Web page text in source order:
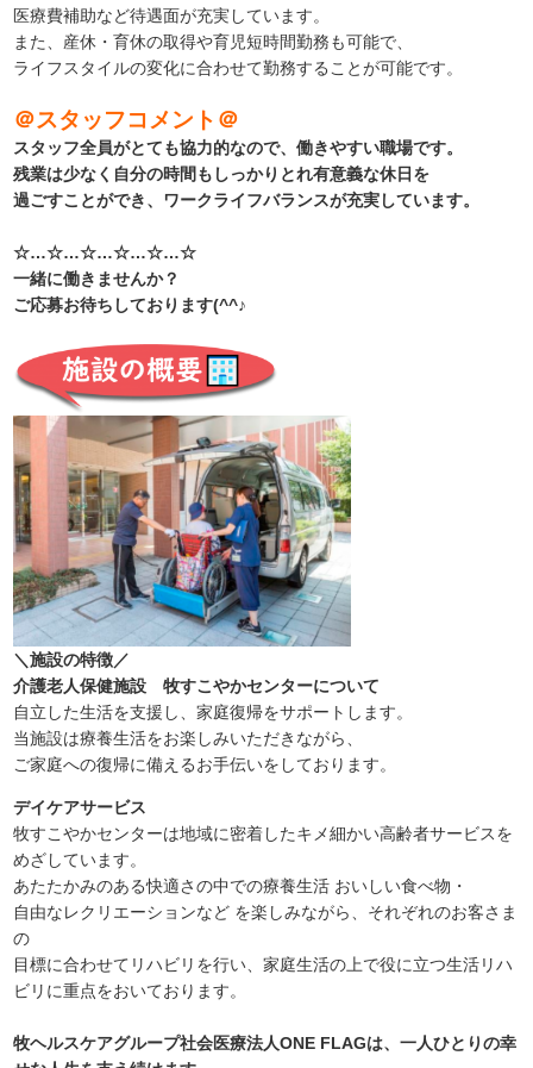
医療費補助など待遇面が充実しています。
また、産休・育休の取得や育児短時間勤務も可能で、
ライフスタイルの変化に合わせて勤務することが可能です。
＠スタッフコメント＠
スタッフ全員がとても協力的なので、働きやすい職場です。
残業は少なく自分の時間もしっかりとれ有意義な休日を
過ごすことができ、ワークライフバランスが充実しています。
☆…☆…☆…☆…☆…☆
一緒に働きませんか？
ご応募お待ちしております(^^♪
＼施設の特徴／
介護老人保健施設 牧すこやかセンターについて
自立した生活を支援し、家庭復帰をサポートします。
当施設は療養生活をお楽しみいただきながら、
ご家庭への復帰に備えるお手伝いをしております。
デイケアサービス
牧すこやかセンターは地域に密着したキメ細かい高齢者サービスを
めざしています。
あたたかみのある快適さの中での療養生活 おいしい食べ物・
自由なレクリエーションなど を楽しみながら、それぞれのお客さま
の
目標に合わせてリハビリを行い、家庭生活の上で役に立つ生活リハ
ビリに重点をおいております。
牧ヘルスケアグループ社会医療法人ONE FLAGは、一人ひとりの幸